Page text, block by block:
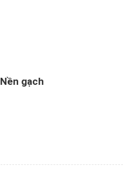
Nền gạch